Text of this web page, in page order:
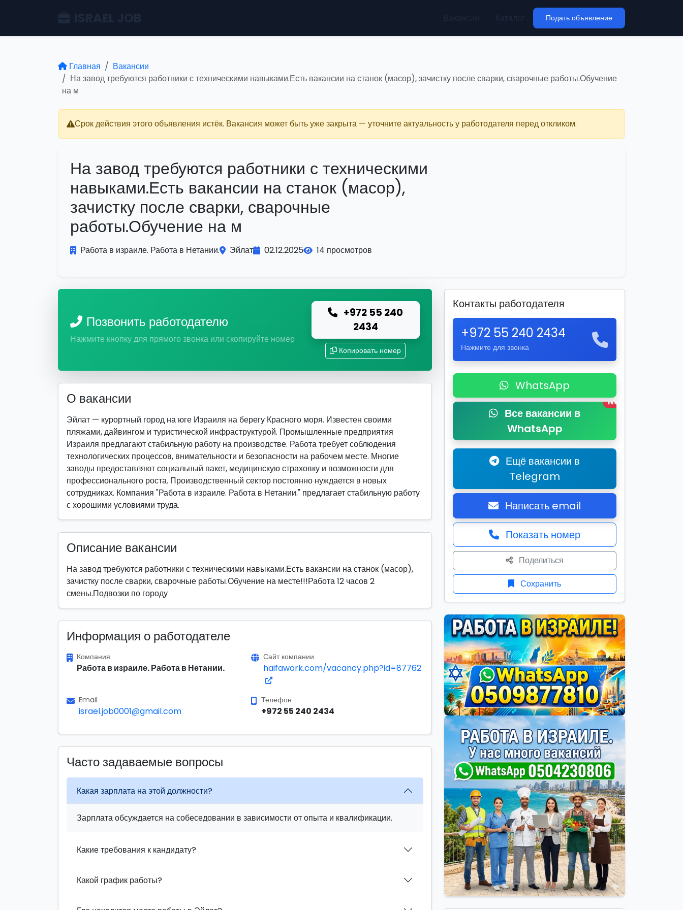
Подать объявление
Главная
Вакансии
На завод требуются работники с техническими навыками.Есть вакансии на станок (масор), зачистку после сварки, сварочные работы.Обучение
на м
Срок действия этого объявления истёк. Вакансия может быть уже закрыта — уточните актуальность у работодателя перед откликом.
На завод требуются работники с техническими
навыками.Есть вакансии на станок (масор),
зачистку после сварки, сварочные
работы.Обучение на м
Работа в израиле. Работа в Нетании. Эйлат 02.12.2025 14 просмотров
Позвонить работодателю
Нажмите кнопку для прямого звонка или скопируйте номер
+972 55 240
2434
Копировать номер
О вакансии
Эйлат — курортный город на юге Израиля на берегу Красного моря. Известен своими
пляжами, дайвингом и туристической инфраструктурой. Промышленные предприятия
Израиля предлагают стабильную работу на производстве. Работа требует соблюдения
технологических процессов, внимательности и безопасности на рабочем месте. Многие
заводы предоставляют социальный пакет, медицинскую страховку и возможности для
профессионального роста. Производственный сектор постоянно нуждается в новых
сотрудниках. Компания "Работа в израиле. Работа в Нетании." предлагает стабильную работу
с хорошими условиями труда.
Описание вакансии
На завод требуются работники с техническими навыками.Есть вакансии на станок (масор),
зачистку после сварки, сварочные работы.Обучение на месте!!!Работа 12 часов 2
смены.Подвозки по городу
Информация о работодателе
Компания
Работа в израиле. Работа в Нетании.
Сайт компании
haifawork.com/vacancy.php?id=87762
Email
israel.job0001@gmail.com
Телефон
+972 55 240 2434
Часто задаваемые вопросы
Какая зарплата на этой должности?
Зарплата обсуждается на собеседовании в зависимости от опыта и квалификации.
Какие требования к кандидату?
Какой график работы?
Контакты работодателя
+972 55 240 2434
Нажмите для звонка
WhatsApp
Все вакансии в
WhatsApp
New
Ещё вакансии в
Telegram
Написать email
Показать номер
Поделиться
Сохранить